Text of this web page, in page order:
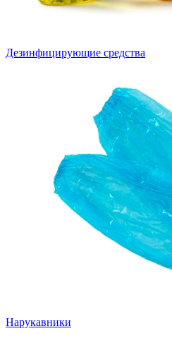
Дезинфицирующие средства
Нарукавники